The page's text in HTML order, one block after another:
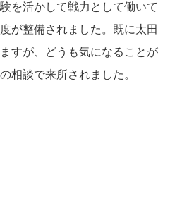
を活かして戦力として働いて
が整備されました。既に太田
すが、どうも気になることが
相談で来所されました。